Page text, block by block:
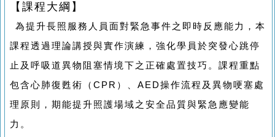
【 課程大綱】
為提升長照服務人員面對緊急事件之即時反應能力，本
課程透過理論講授與實作演練，強化學員於突發心跳停
止及呼吸道異物阻塞情境下之正確處置技巧。課程重點
包含心肺復甦術（CPR）、AED操作流程及異物哽塞處
理原則，期能提升照護場域之安全品質與緊急應變能
力。